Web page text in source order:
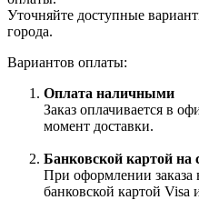
Уточняйте доступные
города.
Вариантов оплаты:
Оплата наличными
Заказ оплачивается в
момент доставки.
Банковской картой на
При оформлении заказа
банковской картой Visa